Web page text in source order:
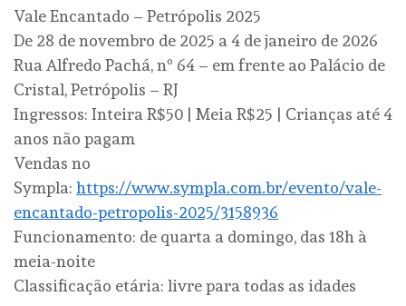
Vale Encantado – Petrópolis 2025
De 28 de novembro de 2025 a 4 de janeiro de 2026
Rua Alfredo Pachá, nº 64 – em frente ao Palácio de
Cristal, Petrópolis – RJ
Ingressos: Inteira R$50 | Meia R$25 | Crianças até 4
anos não pagam
Vendas no
Sympla: https://www.sympla.com.br/evento/vale-
encantado-petropolis-2025/3158936
Funcionamento: de quarta a domingo, das 18h à
meia-noite
Classificação etária: livre para todas as idades